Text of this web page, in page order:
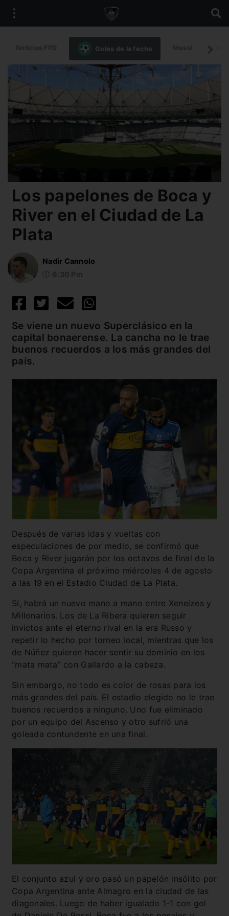
Goles de la fecha
Los papelones de Boca y
River en el Ciudad de La
Plata
Nadir Cannolo
Se viene un nuevo Superclásico en la
capital bonaerense. La cancha no le trae
buenos recuerdos a los más grandes del
país.
Después de varias idas y vueltas con
especulaciones de por medio, se confirmó que
Boca y River jugarán por los octavos de final de la
Copa Argentina el próximo miércoles 4 de agosto
a las 19 en el Estadio Ciudad de La Plata.
Sí, habrá un nuevo mano a mano entre Xeneizes y
Millonarios. Los de La Ribera quieren seguir
invictos ante el eterno rival en la era Russo y
repetir lo hecho por torneo local, mientras que los
de Núñez quieren hacer sentir su dominio en los
“mata mata” con Gallardo a la cabeza.
Sin embargo, no todo es color de rosas para los
más grandes del país. El estadio elegido no le trae
buenos recuerdos a ninguno. Uno fue eliminado
por un equipo del Ascenso y otro sufrió una
goleada contundente en una final.
El conjunto azul y oro pasó un papelón insólito por
Copa Argentina ante Almagro en la ciudad de las
diagonales. Luego de haber igualado 1-1 con gol